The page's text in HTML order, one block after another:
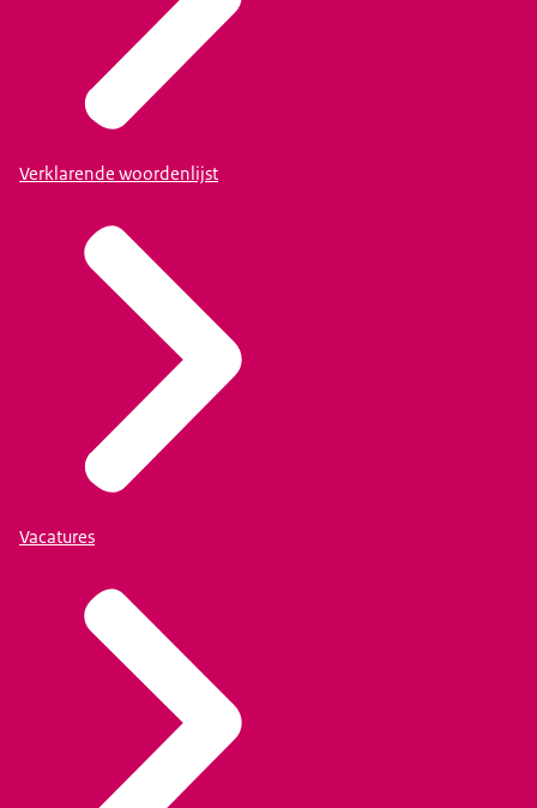
Verklarende woordenlijst
Vacatures